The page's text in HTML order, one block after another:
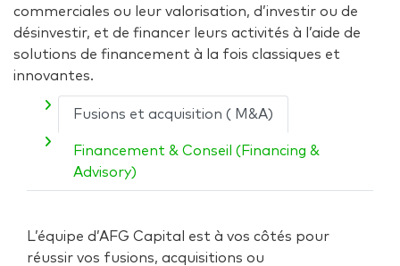
commerciales ou leur valorisation, d’investir ou de
désinvestir, et de financer leurs activités à l’aide de
solutions de financement à la fois classiques et
innovantes.
Fusions et acquisition ( M&A)
Financement & Conseil (Financing &
Advisory)
L’équipe d’AFG Capital est à vos côtés pour
réussir vos fusions, acquisitions ou